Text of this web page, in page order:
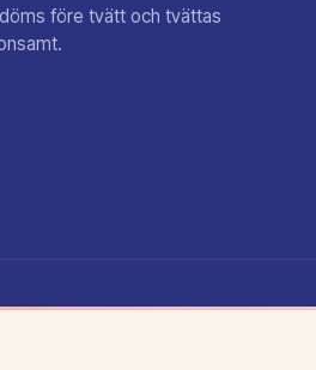
före tvätt och tvättas